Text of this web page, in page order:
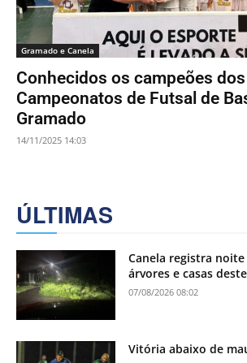
Gramado e Canela
Conhecidos os campeões dos
Campeonatos de Futsal de
Gramado
14/11/2025 14:03
ÚLTIMAS
Canela registra
árvores e casas
07/08/2026 08:02
Vitória abaixo de